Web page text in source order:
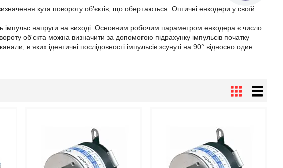
кута повороту об'єктів, що обертаються. Оптичні енкодери у своїй
імпульс напруги на виході. Основним робочим параметром енкодера є число
об'єкта можна визначити за допомогою підрахунку імпульсів початку
в яких ідентичні послідовності імпульсів зсунуті на 90° відносно один